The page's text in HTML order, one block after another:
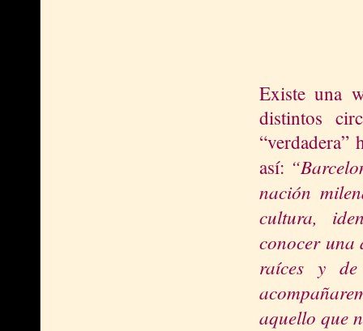
Existe una
distintos
así:
nación
cultura,
conocer una
raíces y
aquello que